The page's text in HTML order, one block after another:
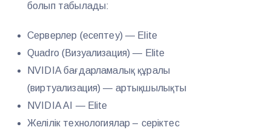
болып табылады:
Серверлер (есептеу) — Elite
Quadro (Визуализация) — Elite
NVIDIA бағдарламалық құралы
(виртуализация) — артықшылықты
NVIDIA AI — Elite
Желілік технологиялар – серіктес